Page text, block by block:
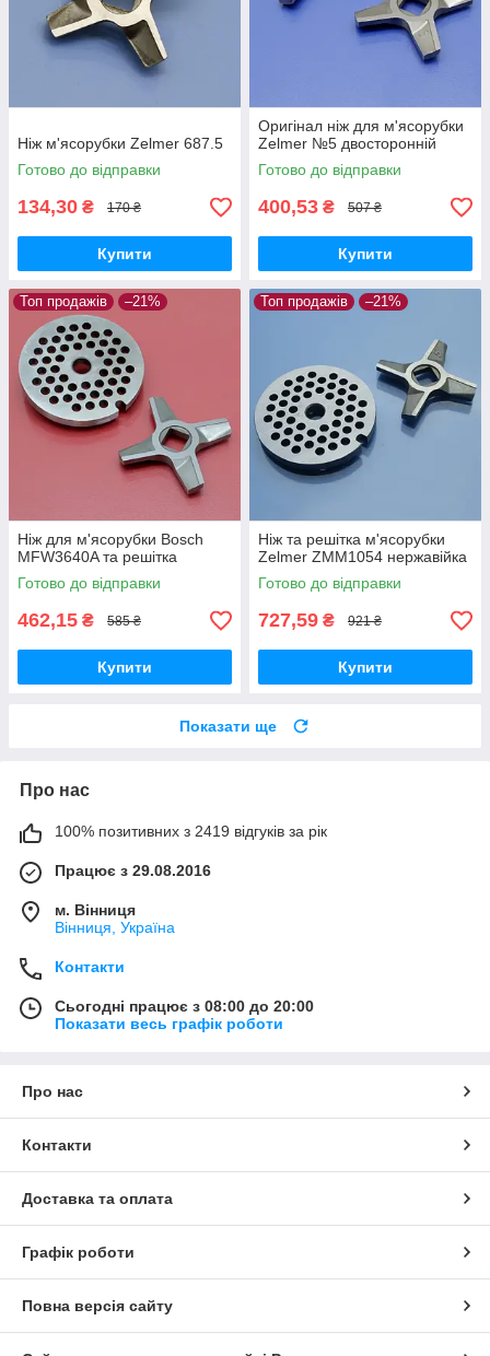
Ніж м'ясорубки Zelmer 687.5
Готово до відправки
134,30 ₴ 170 ₴
Купити
Оригінал ніж для м'ясорубки
Zelmer №5 двосторонній
Готово до відправки
400,53 ₴ 507 ₴
Купити
Топ продажів –21%
Ніж для м'ясорубки Bosch
MFW3640A та решітка
Готово до відправки
462,15 ₴ 585 ₴
Купити
Топ продажів –21%
Ніж та решітка м'ясорубки
Zelmer ZMM1054 нержавійка
Готово до відправки
727,59 ₴ 921 ₴
Купити
Показати ще
Про нас
100% позитивних з 2419 відгуків за рік
Працює з 29.08.2016
м. Вінниця
Вінниця, Україна
Контакти
Сьогодні працює з 08:00 до 20:00
Показати весь графік роботи
Про нас
Контакти
Доставка та оплата
Графік роботи
Повна версія сайту